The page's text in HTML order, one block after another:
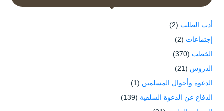
أدب الطلب (2)
إجتماعات (2)
الخطب (370)
الدروس (21)
الدعوة وأحوال المسلمين (1)
الدفاع عن الدعوة السلفية (139)